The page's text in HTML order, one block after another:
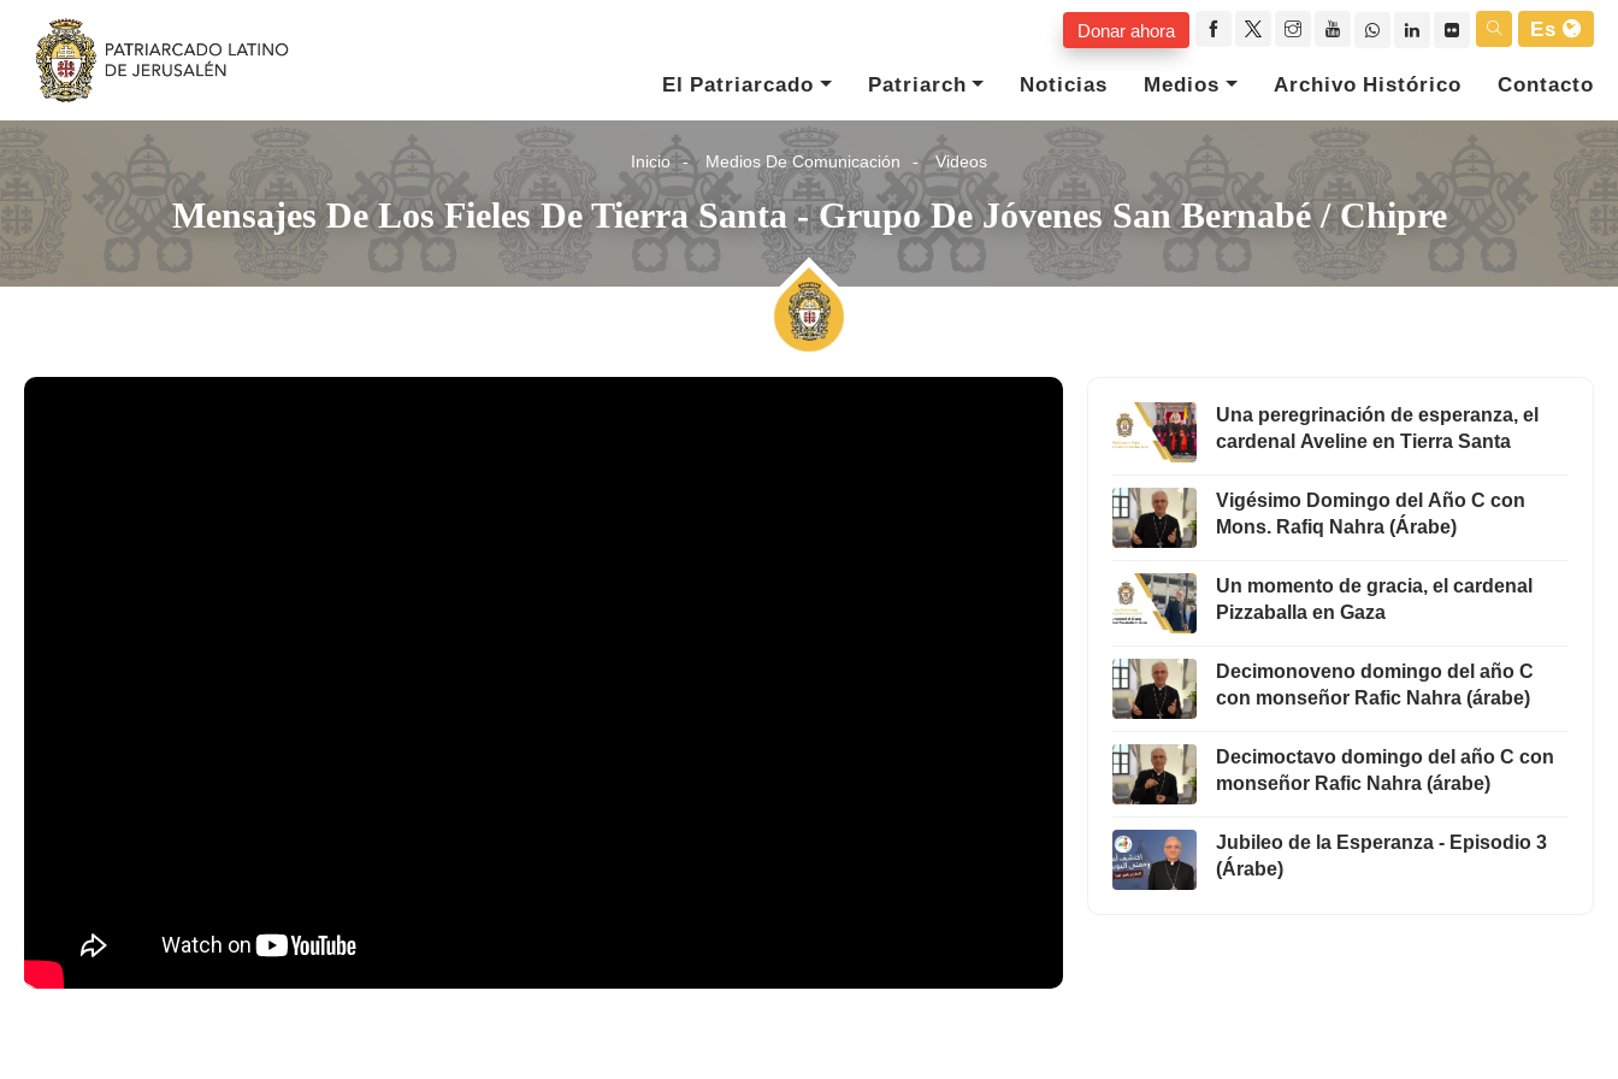
Donar ahora
Es
El Patriarcado
Patriarch Noticias Medios Archivo Histórico Contacto
Inicio Medios De Comunicación Videos
Mensajes De Los Fieles De Tierra Santa - Grupo De Jóvenes San Bernabé / Chipre
Una peregrinación de esperanza, el
cardenal Aveline en Tierra Santa
Vigésimo Domingo del Año C con
Mons. Rafiq Nahra (Árabe)
Un momento de gracia, el cardenal
Pizzaballa en Gaza
Decimonoveno domingo del año C
con monseñor Rafic Nahra (árabe)
Decimoctavo domingo del año C con
monseñor Rafic Nahra (árabe)
Jubileo de la Esperanza - Episodio 3
(Árabe)